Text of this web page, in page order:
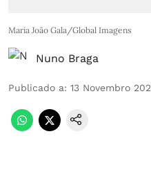
Maria João Gala/Global Imagens
Nuno Braga
Publicado a: 13 Novembro